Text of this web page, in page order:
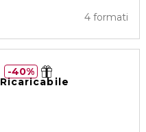
4 formati
Ricaricabile
40%